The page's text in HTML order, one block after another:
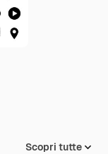
Scopri tutte